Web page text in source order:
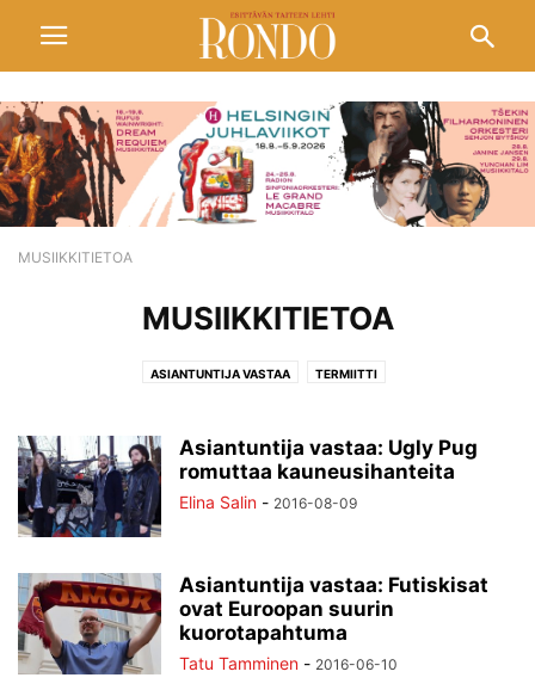
MUSIIKKITIETOA
MUSIIKKITIETOA
ASIANTUNTIJA VASTAA TERMIITTI
Asiantuntija vastaa: Ugly Pug
romuttaa kauneusihanteita
Elina Salin - 2016-08-09
Asiantuntija vastaa: Futiskisat
ovat Euroopan suurin
kuorotapahtuma
Tatu Tamminen - 2016-06-10